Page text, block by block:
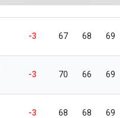
-3 67 68 69
-3 70 66 69
-3 68 68 69